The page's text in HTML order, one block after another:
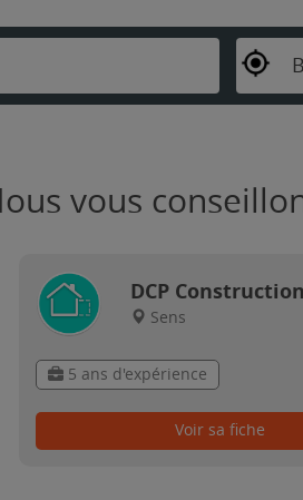
vous
DCP
Sens
5 ans d'expérience
Voir sa fiche